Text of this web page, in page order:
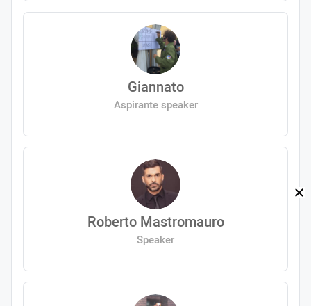
Giannato
Aspirante speaker
Roberto Mastromauro
Speaker